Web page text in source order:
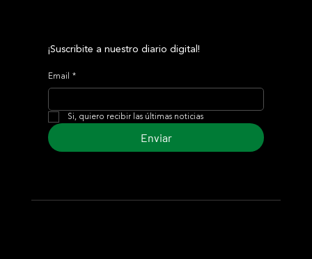
¡Suscribite a nuestro diario digital!
Email *
Si, quiero recibir las últimas noticias
Enviar